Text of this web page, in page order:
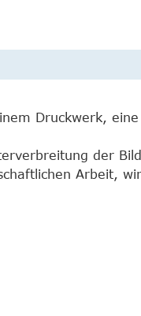
Druckwerk,
der
Arbeit,